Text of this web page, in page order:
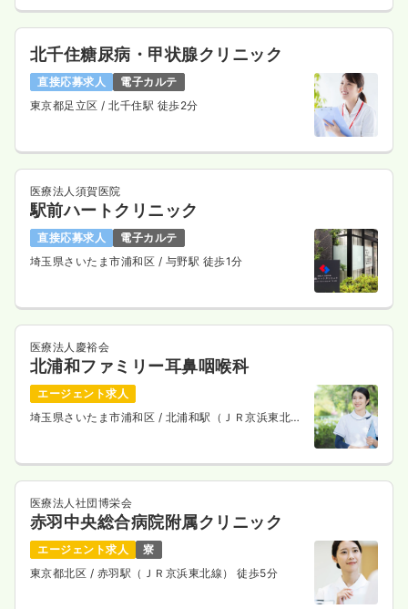
北千住糖尿病・甲状腺クリニック
直接応募求人
電子カルテ
東京都足立区/ 北千住駅 徒歩2分
医療法人須賀医院
駅前ハートクリニック
直接応募求人
電子カルテ
埼玉県さいたま市浦和区 / 与野駅 徒歩1分
医療法人慶裕会
北浦和ファミリー耳鼻咽喉科
エージェント求人
埼玉県さいたま市浦和区 / 北浦和駅（ＪＲ京浜東北
医療法人社団博栄会
赤羽中央総合病院附属クリニック
エージェント求人
寮
東京都北区 / 赤羽駅（ＪＲ京浜東北線） 徒歩5分